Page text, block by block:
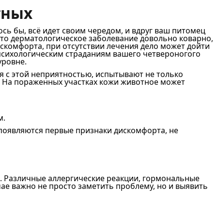
бы, всё идет своим чередом, и вдруг ваш питомец
дерматологическое заболевание довольно коварно,
при отсутствии лечения дело может дойти
страданиям вашего четвероногого
этой неприятностью, испытывают не только
пораженных участках кожи животное может
первые признаки дискомфорта, не
аллергические реакции, гормональные
важно не просто заметить проблему, но и выявить